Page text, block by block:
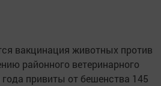
вакцинация животных против
районного ветеринарного
привиты от бешенства 145